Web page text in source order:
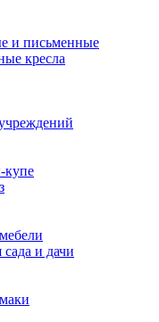
и письменные
кресла
купе
и дачи